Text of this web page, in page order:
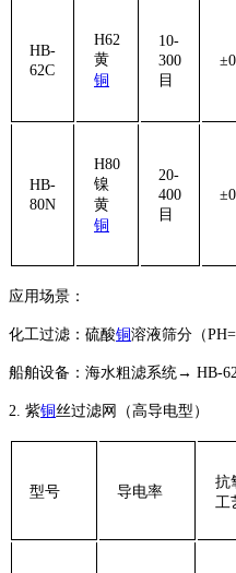
HB-
62C
H62
黄
铜
10-
300
目
HB-
80N
H80
镍
黄
铜
20-
400
目
应用场景：
‌化工过滤‌：硫酸铜溶液筛分（
船舶设备‌：海水粗滤系统→ HB-
2. ‌紫铜丝过滤网（高导电型）‌
型号 导电率
抗
工